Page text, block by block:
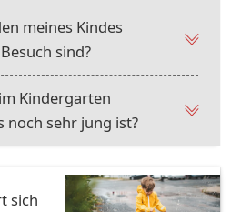
meines Kindes
sind?
Kindergarten
noch sehr jung ist?
sich